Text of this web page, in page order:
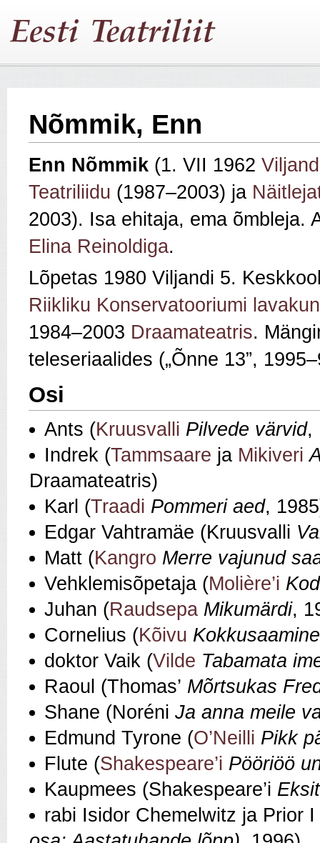
Nõmmik, Enn
Enn Nõmmik (1. VII 1962
Teatriliidu (1987–2003) ja
2003). Isa ehitaja, ema õmbleja.
Elina Reinoldiga.
Lõpetas 1980 Viljandi 5.
Riikliku Konservatooriumi
1984–2003 Draamateatris.
teleseriaalides („Õnne 13”,
Osi
Ants (Kruusvalli Pilvede värvid,
Indrek (Tammsaare ja Mikiveri
Draamateatris)
Karl (Traadi Pommeri aed,
Edgar Vahtramäe (Kruusvalli
Matt (Kangro Merre vajunud
Vehklemisõpetaja (Molière’i
Juhan (Raudsepa Mikumärdi,
Cornelius (Kõivu Kokkusaamine
doktor Vaik (Vilde Tabamata
Raoul (Thomas’ Mõrtsukas
Shane (Noréni Ja anna meile
Edmund Tyrone (O’Neilli Pikk
Flute (Shakespeare’i Pööriöö
Kaupmees (Shakespeare’i
rabi Isidor Chemelwitz ja Prior